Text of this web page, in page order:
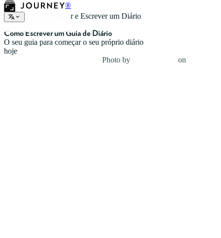
®
Como Começar e Escrever um Diário
Como Escrever um Guia de Diário
O seu guia para começar o seu próprio diário
hoje
Photo by
on